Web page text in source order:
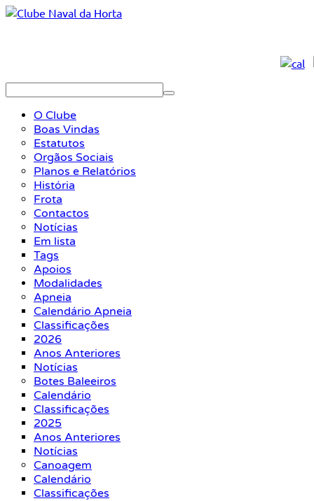
O Clube
Boas Vindas
Estatutos
Orgãos Sociais
Planos e Relatórios
História
Frota
Contactos
Notícias
Em lista
Tags
Apoios
Modalidades
Apneia
Calendário Apneia
Classificações
2026
Anos Anteriores
Notícias
Botes Baleeiros
Calendário
Classificações
2025
Anos Anteriores
Notícias
Canoagem
Calendário
Classificações